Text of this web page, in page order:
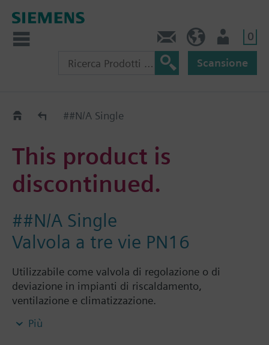
0
Scansione
Old2New##N/A Single
This product is
discontinued.
##N/A Single
Valvola a tre vie PN16
Utilizzabile come valvola di regolazione o di
deviazione in impianti di riscaldamento,
ventilazione e climatizzazione.
Summary
Più